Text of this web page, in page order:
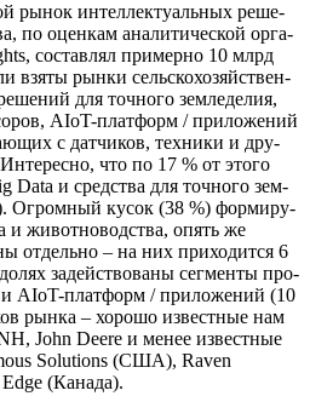
рынок интел­лек­ту­аль­ных реше­
по оцен­кам ана­ли­ти­че­ской орга­
состав­лял при­мер­но 10 млрд
рын­ки сель­ско­хо­зяй­ствен­
для точ­но­го зем­ле­де­лия,
AIoT-плат­форм / при­ло­же­ний
с дат­чи­ков, тех­ни­ки и дру­
что по 17 % от это­го
Data и сред­ства для точ­но­го зем­
Огром­ный кусок (38 %) фор­ми­ру­
и живот­но­вод­ства, опять же
отдель­но – на них при­хо­дит­ся 6
задей­ство­ва­ны сег­мен­ты про­
и AIoT-плат­форм / при­ло­же­ний (10
рын­ка – хоро­шо извест­ные нам
John Deere и менее извест­ные
Solutions (США), Raven
(Кана­да).